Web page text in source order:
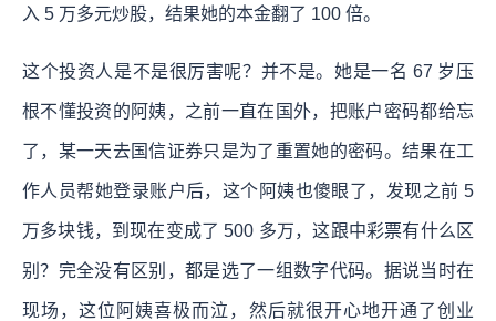
入 5 万多元炒股，结果她的本金翻了 100 倍。
这个投资人是不是很厉害呢？并不是。她是一名 67 岁压
根不懂投资的阿姨，之前一直在国外，把账户密码都给忘
了，某一天去国信证券只是为了重置她的密码。结果在工
作人员帮她登录账户后，这个阿姨也傻眼了，发现之前 5
万多块钱，到现在变成了 500 多万，这跟中彩票有什么区
别？完全没有区别，都是选了一组数字代码。据说当时在
现场，这位阿姨喜极而泣，然后就很开心地开通了创业